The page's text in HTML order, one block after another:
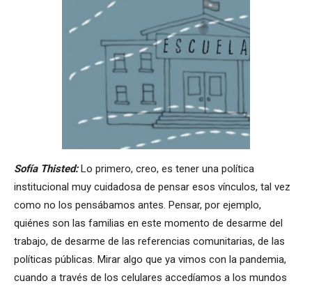
Sofía Thisted:Lo primero, creo, es tener una política
institucional muy cuidadosa de pensar esos vínculos, tal vez
como no los pensábamos antes. Pensar, por ejemplo,
quiénes son las familias en este momento de desarme del
trabajo, de desarme de las referencias comunitarias, de las
políticas públicas. Mirar algo que ya vimos con la pandemia,
cuando a través de los celulares accedíamos a los mundos